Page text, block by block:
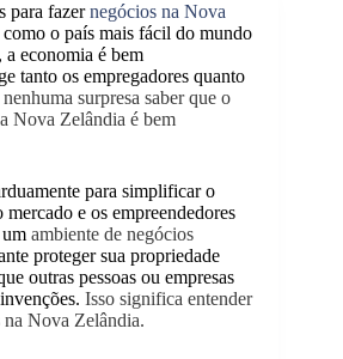
para fazernegócios na Nova
o país mais fácil do mundo
a economia é bem
tanto os empregadores quanto
surpresa saber que o
Nova Zelândia é bem
para simplificar o
mercado e os empreendedores
um ambiente de negócios
proteger sua propriedade
outras pessoas ou empresas
Isso significa entender
na Nova Zelândia.